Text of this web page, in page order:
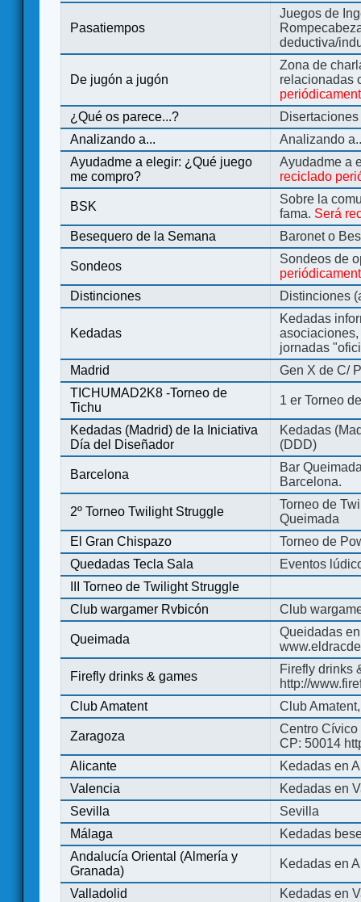
Pasatiempos
Juegos de
deductiva/
De jugón a jugón
Zona de
relacionadas
¿Qué os parece...?
Analizando a...
Analizando
Ayudadme a elegir: ¿Qué juego
me compro?
Ayudadme a
reciclado
BSK
Sobre la
fama. Será
Besequero de la Semana
Baronet o
Sondeos
Sondeos de
Distinciones
Distinciones
Kedadas
Kedadas
jornadas
Madrid
Gen X de C/
TICHUMAD2K8 -Torneo de
Tichu
1 er Torneo
Kedadas (Madrid) de la Iniciativa
Día del Diseñador
Kedadas
(DDD)
Barcelona
Bar
Barcelona.
2º Torneo Twilight Struggle
Torneo de
Queimada
El Gran Chispazo
Torneo de
Quedadas Tecla Sala
Eventos
III Torneo de Twilight Struggle
Club wargamer Rvbicón
Club
Queimada
Queidadas
Firefly drinks & games
Firefly drinks
http://
Club Amatent
Club
Zaragoza
Centro Cívico
CP: 50014
Alicante
Kedadas en
Valencia
Kedadas en
Sevilla
Sevilla
Málaga
Kedadas
Andalucía Oriental (Almería y
Granada)
Kedadas en
Valladolid
Kedadas en